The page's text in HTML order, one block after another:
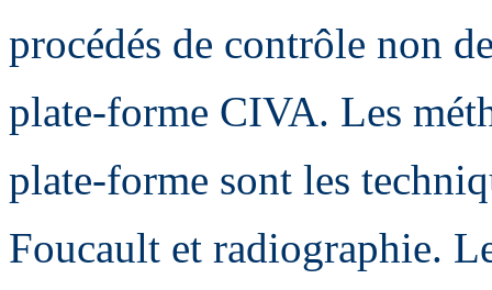
procédés de contrôle non
plate-forme CIVA. Les
plate-forme sont les
Foucault et radiographie.